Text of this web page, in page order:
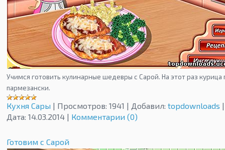
Учимся готовить кулинарные шедевры с Сарой. На этот раз курица
пармезански.
Кухня Сары | Просмотров: 1941 | Добавил: topdownloads |
Дата: 14.03.2014 | Комментарии (0)
Готовим с Сарой